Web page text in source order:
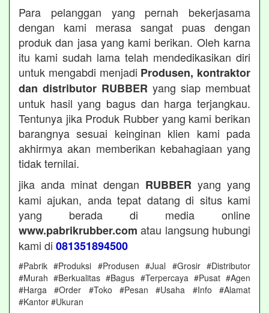
Para pelanggan yang pernah bekerjasama
dengan kami merasa sangat puas dengan
produk dan jasa yang kami berikan. Oleh karna
itu kami sudah lama telah mendedikasikan diri
untuk mengabdi menjadi Produsen, kontraktor
dan distributor RUBBER yang siap membuat
untuk hasil yang bagus dan harga terjangkau.
Tentunya jika Produk Rubber yang kami berikan
barangnya sesuai keinginan klien kami pada
akhirmya akan memberikan kebahagiaan yang
tidak ternilai.
jika anda minat dengan RUBBER yang yang
kami ajukan, anda tepat datang di situs kami
yang berada di media online
www.pabrikrubber.com atau langsung hubungi
kami di 081351894500
#Pabrik #Produksi #Produsen #Jual #Grosir #Distributor
#Murah #Berkualitas #Bagus #Terpercaya #Pusat #Agen
#Harga #Order #Toko #Pesan #Usaha #Info #Alamat
#Kantor #Ukuran